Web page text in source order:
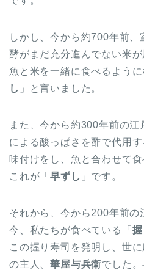
しかし、今から約700年前
酵がまだ充分進んでない米
魚と米を一緒に食べるように
し 」と言いました。
また、今から約300年前の
による酸っぱさを酢で代用
味付けをし、魚と合わせて
これが「早ずし 」です。
それから、今から200年前の
今、私たちが食べている「 握
この握り寿司を発明し、世
の主人、華屋与兵衛でした